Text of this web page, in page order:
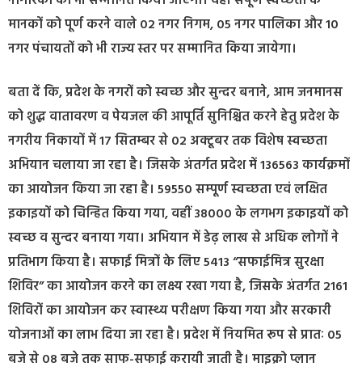
मानकों को पूर्ण करने वाले 02 नगर निगम, 05 नगर पालिका और 10
नगर पंचायतों को भी राज्य स्तर पर सम्मानित किया जायेगा।
बता दें कि, प्रदेश के नगरों को स्वच्छ और सुन्दर बनाने, आम जनमानस
को शुद्ध वातावरण व पेयजल की आपूर्ति सुनिश्चित करने हेतु प्रदेश के
नगरीय निकायों में 17 सितम्बर से 02 अक्टूबर तक विशेष स्वच्छता
अभियान चलाया जा रहा है। जिसके अंतर्गत प्रदेश में 136563 कार्यक्रमों
का आयोजन किया जा रहा है। 59550 सम्पूर्ण स्वच्छता एवं लक्षित
इकाइयों को चिन्हित किया गया, वहीं 38000 के लगभग इकाइयों को
स्वच्छ व सुन्दर बनाया गया। अभियान में डेढ़ लाख से अधिक लोगों ने
प्रतिभाग किया है। सफाई मित्रों के लिए 5413 “सफाईमित्र सुरक्षा
शिविर” का आयोजन करने का लक्ष्य रखा गया है, जिसके अंतर्गत 2161
शिविरों का आयोजन कर स्वास्थ्य परीक्षण किया गया और सरकारी
योजनाओं का लाभ दिया जा रहा है। प्रदेश में नियमित रूप से प्रातः 05
बजे से 08 बजे तक साफ-सफाई करायी जाती है। माइक्रो प्लान